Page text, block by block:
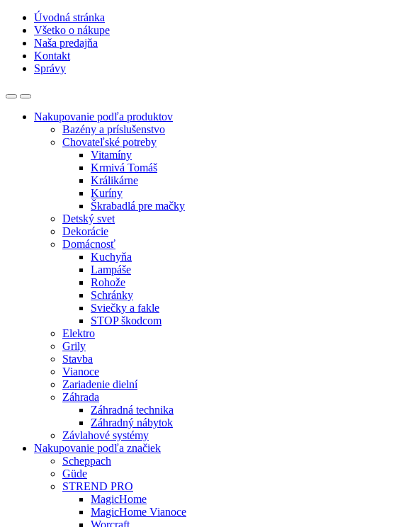
Úvodná stránka
Všetko o nákupe
Naša predajňa
Kontakt
Správy
Nakupovanie podľa produktov
Bazény a príslušenstvo
Chovateľské potreby
Vitamíny
Krmivá Tomáš
Králikárne
Kuríny
Škrabadlá pre mačky
Detský svet
Dekorácie
Domácnosť
Kuchyňa
Lampáše
Rohože
Schránky
Sviečky a fakle
STOP škodcom
Elektro
Grily
Stavba
Vianoce
Zariadenie dielní
Záhrada
Záhradná technika
Záhradný nábytok
Závlahové systémy
Nakupovanie podľa značiek
Scheppach
Güde
STREND PRO
MagicHome
MagicHome Vianoce
Worcraft